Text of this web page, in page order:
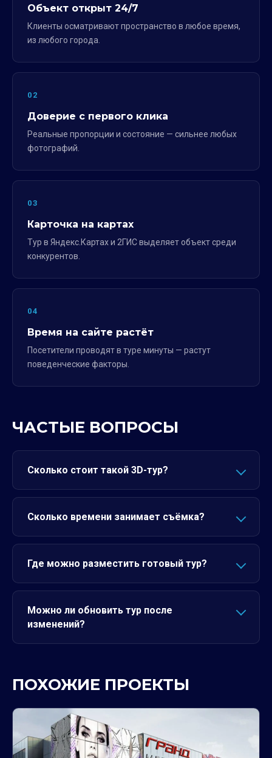
Объект открыт 24/7
Клиенты осматривают пространство в любое время,
из любого города.
02
Доверие с первого клика
Реальные пропорции и состояние — сильнее любых
фотографий.
03
Карточка на картах
Тур в Яндекс.Картах и 2ГИС выделяет объект среди
конкурентов.
04
Время на сайте растёт
Посетители проводят в туре минуты — растут
поведенческие факторы.
ЧАСТЫЕ ВОПРОСЫ
Сколько стоит такой 3D-тур?
Сколько времени занимает съёмка?
Где можно разместить готовый тур?
Можно ли обновить тур после
изменений?
ПОХОЖИЕ ПРОЕКТЫ